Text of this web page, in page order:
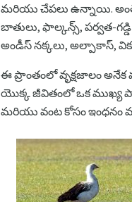
మరియు చేపలు ఉన్నాయి.
బాతులు, ఫాల్కన్స్, పర్వత-
అండీస్ నక్కలు, అల్పాకాస్,
ఈ ప్రాంతంలో వృక్షజాలం
యొక్క జీవితంలో ఒక ముఖ్య
మరియు వంట కోసం ఇంధనం